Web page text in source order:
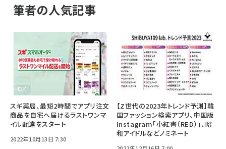
筆者の人気記事
スギ薬局、最短2時間でアプリ注文
商品を自宅へ届けるラストワンマ
イル配達をスタート
2022年10月13日 7:30
【Z世代の2023年トレンド予測】韓
国ファッション検索アプリ、中国版
Instagram「小紅書（RED）」、昭
和アイドルなどノミネート